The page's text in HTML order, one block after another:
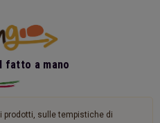
fatto a mano
prodotti, sulle tempistiche di